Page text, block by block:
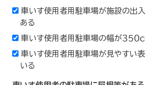
車いす使用者用駐車場が施設の出
ある
車いす使用者用駐車場の幅が３５０
車いす使用者用駐車場が見やすい
いる